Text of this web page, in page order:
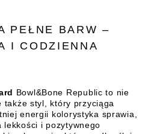
PEŁNE BARW –
I CODZIENNA
Bowl&Bone Republic to nie
także styl, który przyciąga
energii kolorystyka sprawia,
i pozytywnego